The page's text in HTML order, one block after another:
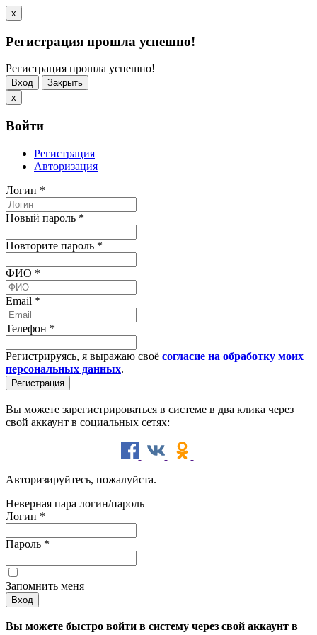
x
Регистрация прошла успешно!
Регистрация прошла успешно!
Вход
Закрыть
x
Войти
Регистрация
Авторизация
Логин *
Новый пароль *
Повторите пароль *
ФИО *
Email *
Телефон *
Регистрируясь, я выражаю своё согласие на обработку моих
персональных данных.
Вы можете зарегистрироваться в системе в два клика через
свой аккаунт в социальных сетях:
Авторизируйтесь, пожалуйста.
Неверная пара логин/пароль
Логин *
Пароль *
Запомнить меня
Вы можете быстро войти в систему через свой аккаунт в